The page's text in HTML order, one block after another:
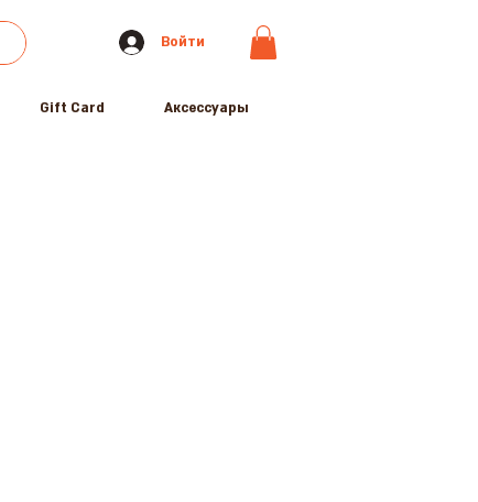
Войти
Gift Card Аксессуары